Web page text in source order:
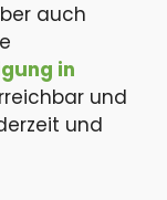
auch
in
und
und